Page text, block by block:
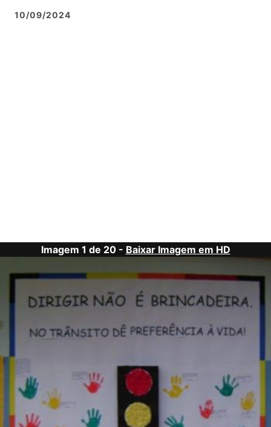
10/09/2024
Imagem 1 de 20 - Baixar Imagem em HD